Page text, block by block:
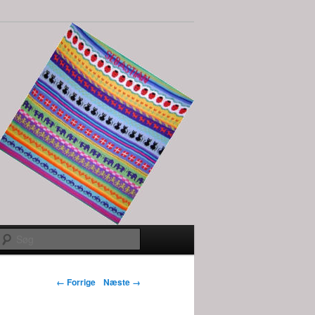
Billednavigation
← Forrige Næste →